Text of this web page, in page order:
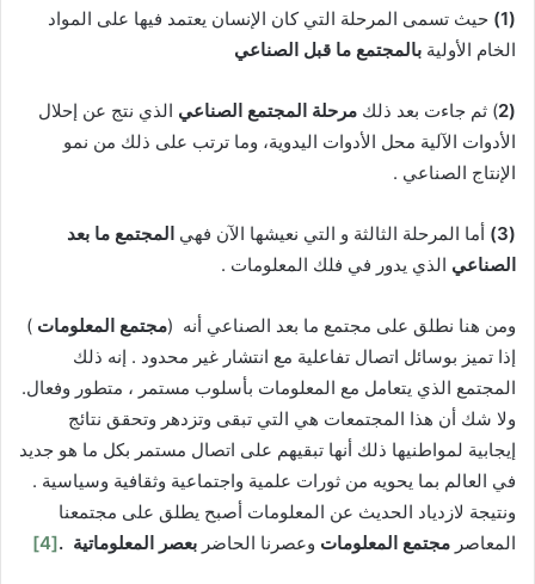
(1)
حيث تسمى المرحلة التي كان الإنسان يعتمد فيها على المواد
الخام الأولية بالمجتمع ما قبل الصناعي
(2 ) ثم جاءت بعد ذلك مرحلة المجتمع الصناعي الذي نتج عن إحلال
الأدوات الآلية محل الأدوات اليدوية، وما ترتب على ذلك من نمو
الإنتاج الصناعي .
(3) أما المرحلة الثالثة و التي نعيشها الآن فهي المجتمع ما بعد
الصناعي الذي يدور في فلك المعلومات .
ومن هنا نطلق على مجتمع ما بعد الصناعي أنه (مجتمع المعلومات )
إذا تميز بوسائل اتصال تفاعلية مع انتشار غير محدود . إنه ذلك
المجتمع الذي يتعامل مع المعلومات بأسلوب مستمر ، متطور وفعال.
ولا شك أن هذا المجتمعات هي التي تبقى وتزدهر وتحقق نتائج
إيجابية لمواطنيها ذلك أنها تبقيهم على اتصال مستمر بكل ما هو جديد
في العالم بما يحويه من ثورات علمية واجتماعية وثقافية وسياسية .
ونتيجة لازدياد الحديث عن المعلومات أصبح يطلق على مجتمعنا
المعاصر مجتمع المعلومات وعصرنا الحاضر بعصر المعلوماتية .
[4]